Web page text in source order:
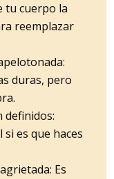
tu cuerpo la
reemplazar
duras, pero
definidos:
es que haces
Es